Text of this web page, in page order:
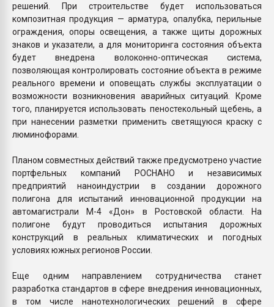
решений. При строительстве будет использоваться
композитная продукция — арматура, опалубка, перильные
ограждения, опоры освещения, а также щиты дорожных
знаков и указатели, а для мониторинга состояния объекта
будет внедрена волоконно-оптическая система,
позволяющая контролировать состояние объекта в режиме
реального времени и оповещать службы эксплуатации о
возможности возникновения аварийных ситуаций. Кроме
того, планируется использовать пеностекольный щебень, а
при нанесении разметки применить светящуюся краску с
люминофорами.
Планом совместных действий также предусмотрено участие
портфельных компаний РОСНАНО и независимых
предприятий наноиндустрии в создании дорожного
полигона для испытаний инновационной продукции на
автомагистрали М-4 «Дон» в Ростовской области. На
полигоне будут проводиться испытания дорожных
конструкций в реальных климатических и погодных
условиях южных регионов России.
Еще одним направлением сотрудничества станет
разработка стандартов в сфере внедрения инновационных,
в том числе нанотехнологических решений в сфере